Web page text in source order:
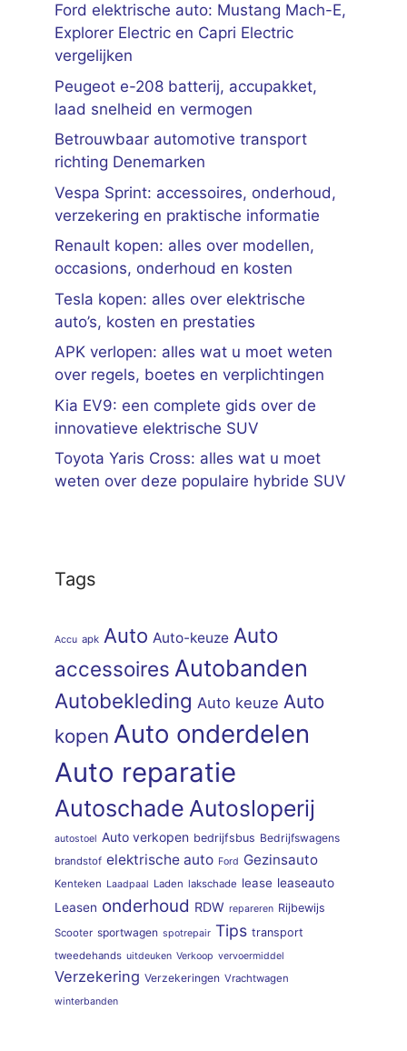
Ford elektrische auto: Mustang Mach-E,
Explorer Electric en Capri Electric
vergelijken
Peugeot e-208 batterij, accupakket,
laad snelheid en vermogen
Betrouwbaar automotive transport
richting Denemarken
Vespa Sprint: accessoires, onderhoud,
verzekering en praktische informatie
Renault kopen: alles over modellen,
occasions, onderhoud en kosten
Tesla kopen: alles over elektrische
auto’s, kosten en prestaties
APK verlopen: alles wat u moet weten
over regels, boetes en verplichtingen
Kia EV9: een complete gids over de
innovatieve elektrische SUV
Toyota Yaris Cross: alles wat u moet
weten over deze populaire hybride SUV
Tags
Accu apk Auto Auto-keuze Auto
accessoires Autobanden
Autobekleding Auto keuze Auto
kopen Auto onderdelen
Auto reparatie
Autoschade Autosloperij
autostoel Auto verkopen bedrijfsbus Bedrijfswagens
brandstof elektrische auto Ford Gezinsauto
Kenteken Laadpaal Laden lakschade lease leaseauto
Leasen onderhoud RDW repareren Rijbewijs
Scooter sportwagen spotrepair Tips transport
tweedehands uitdeuken Verkoop vervoermiddel
Verzekering Verzekeringen Vrachtwagen
winterbanden